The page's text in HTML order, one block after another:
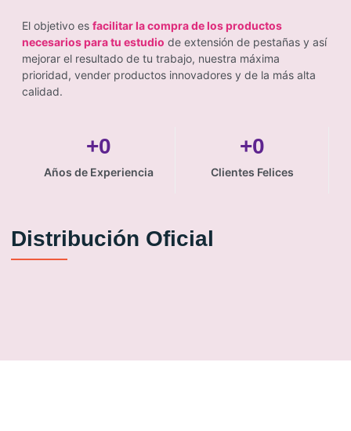
El objetivo es facilitar la compra de los productos
necesarios para tu estudio de extensión de pestañas y así
mejorar el resultado de tu trabajo, nuestra máxima
prioridad, vender productos innovadores y de la más alta
calidad.
Años de Experiencia
+0
Clientes Felices
+0
Distribución Oficial